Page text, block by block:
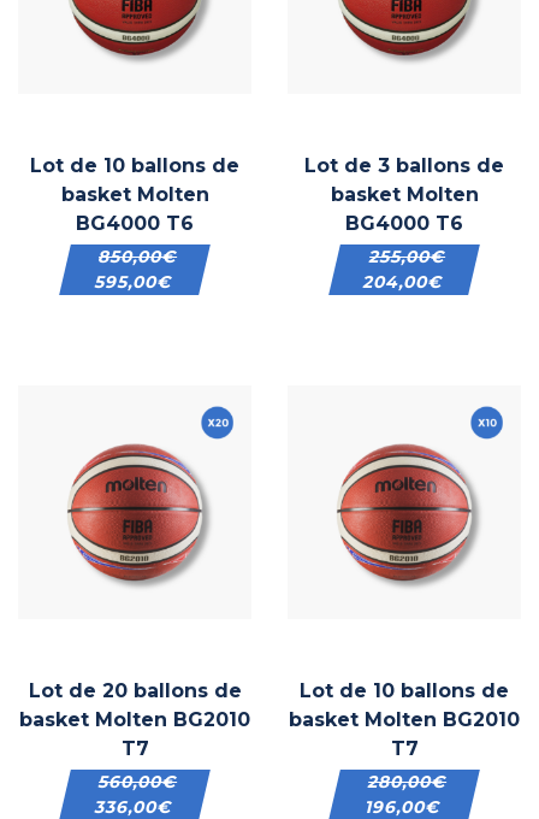
Lot de 10 ballons de
basket Molten
BG4000 T6
850,00€
595,00€
Lot de 3 ballons de
basket Molten
BG4000 T6
255,00€
204,00€
Lot de 20 ballons de
basket Molten BG2010
T7
560,00€
336,00€
Lot de 10 ballons de
basket Molten BG2010
T7
280,00€
196,00€